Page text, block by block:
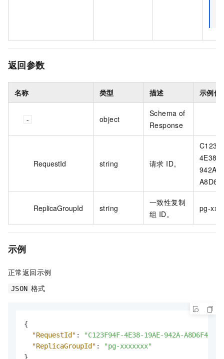
返回参数
名称 类型 描述 示例值
object
Schema of
Response
RequestId string 请求 ID。
4E38-
942A-
ReplicaGroupId string
一致性复制
组 ID。
pg-
示例
正常返回示例
JSON 格式
{
"RequestId" :
"C123F94F-4E38-19AE-942A-
"ReplicaGroupId" :
"pg-xxxxxxx"
}